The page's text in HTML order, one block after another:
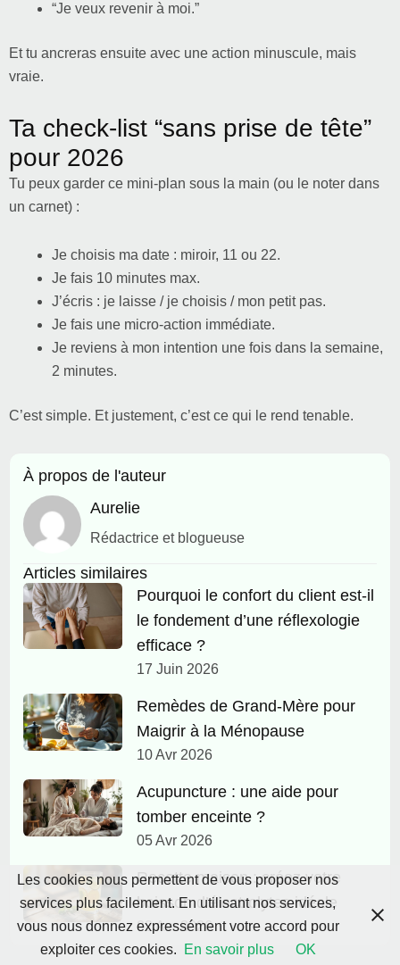
“Je veux revenir à moi.”
Et tu ancreras ensuite avec une action minuscule, mais
vraie.
Ta check-list “sans prise de tête”
pour 2026
Tu peux garder ce mini-plan sous la main (ou le noter dans
un carnet) :
Je choisis ma date : miroir, 11 ou 22.
Je fais 10 minutes max.
J’écris : je laisse / je choisis / mon petit pas.
Je fais une micro-action immédiate.
Je reviens à mon intention une fois dans la semaine,
2 minutes.
C’est simple. Et justement, c’est ce qui le rend tenable.
À propos de l'auteur
Aurelie
Rédactrice et blogueuse
Articles similaires
Pourquoi le confort du client est-il
le fondement d’une réflexologie
efficace ?
17 Juin 2026
Remèdes de Grand-Mère pour
Maigrir à la Ménopause
10 Avr 2026
Acupuncture : une aide pour
tomber enceinte ?
05 Avr 2026
Recette maison : créez votre
boisson d’électrolytes idéale
02 Avr 2026
Les cookies nous permettent de vous proposer nos
services plus facilement. En utilisant nos services,
vous nous donnez expressément votre accord pour
exploiter ces cookies.
En savoir plus OK